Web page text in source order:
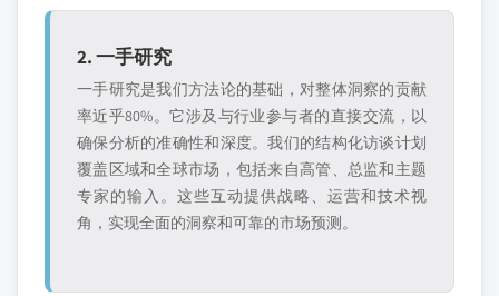
2. 一手研究
一手研究是我们方法论的基础，对整体洞察的贡献
率近乎80%。它涉及与行业参与者的直接交流，以
确保分析的准确性和深度。我们的结构化访谈计划
覆盖区域和全球市场，包括来自高管、总监和主题
专家的输入。这些互动提供战略、运营和技术视
角，实现全面的洞察和可靠的市场预测。